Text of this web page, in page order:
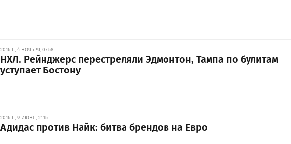
2016 Г., 4 НОЯБРЯ, 07:58
НХЛ. Рейнджерс перестреляли Эдмонтон, Тампа по булитам
уступает Бостону
2016 Г., 9 ИЮНЯ, 21:15
Адидас против Найк: битва брендов на Евро